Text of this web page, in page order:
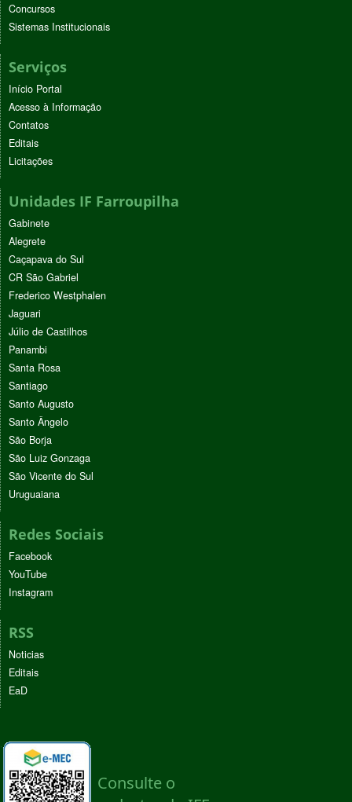
Concursos
Sistemas Institucionais
Serviços
Início Portal
Acesso à Informação
Contatos
Editais
Licitações
Unidades IF Farroupilha
Gabinete
Alegrete
Caçapava do Sul
CR São Gabriel
Frederico Westphalen
Jaguari
Júlio de Castilhos
Panambi
Santa Rosa
Santiago
Santo Augusto
Santo Ângelo
São Borja
São Luiz Gonzaga
São Vicente do Sul
Uruguaiana
Redes Sociais
Facebook
YouTube
Instagram
RSS
Noticias
Editais
EaD